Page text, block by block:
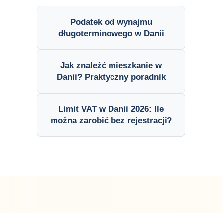
Podatek od wynajmu
długoterminowego w Danii
Jak znaleźć mieszkanie w
Danii? Praktyczny poradnik
Limit VAT w Danii 2026: Ile
można zarobić bez rejestracji?